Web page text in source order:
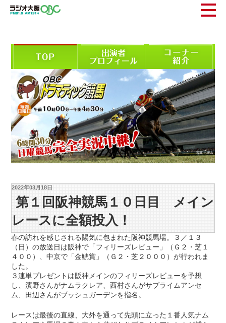
2022年03月18日
第１回阪神競馬１０日目 メイン
レースに全額投入！
春の訪れを感じされる陽気に包まれた阪神競馬場。３／１３
（日）の放送日は阪神で「フィリーズレビュー」（Ｇ２・芝１
４００）、中京で「金鯱賞」（Ｇ２・芝２０００）が行われま
した。
３連単プレゼントは阪神メインのフィリーズレビューを予想
し、濱野さんがナムラクレア、西村さんがサブライムアンセ
ム、田辺さんがブッシュガーデンを指名。
レースは最後の直線、大外を通って先頭に立った１番人気ナム